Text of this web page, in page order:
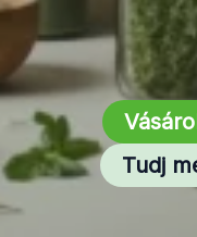
Tudj